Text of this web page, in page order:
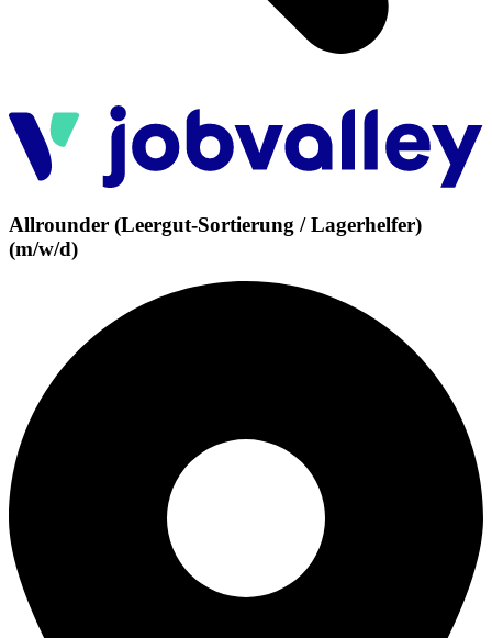
Allrounder (Leergut-Sortierung / Lagerhelfer)
(m/w/d)